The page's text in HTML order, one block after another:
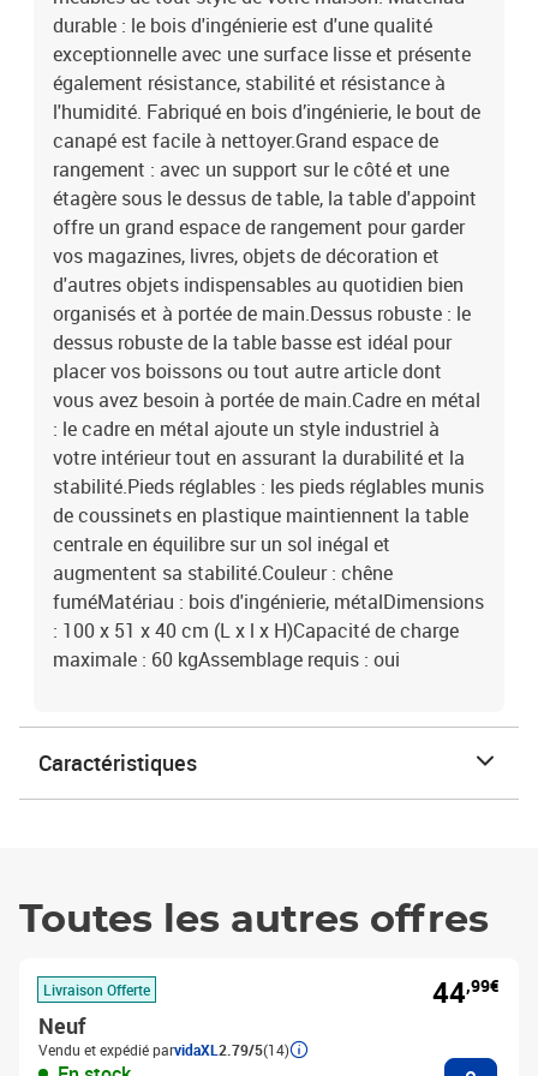
durable : le bois d'ingénierie est d'une qualité
exceptionnelle avec une surface lisse et présente
également résistance, stabilité et résistance à
l'humidité. Fabriqué en bois d’ingénierie, le bout de
canapé est facile à nettoyer.Grand espace de
rangement : avec un support sur le côté et une
étagère sous le dessus de table, la table d'appoint
offre un grand espace de rangement pour garder
vos magazines, livres, objets de décoration et
d'autres objets indispensables au quotidien bien
organisés et à portée de main.Dessus robuste : le
dessus robuste de la table basse est idéal pour
placer vos boissons ou tout autre article dont
vous avez besoin à portée de main.Cadre en métal
: le cadre en métal ajoute un style industriel à
votre intérieur tout en assurant la durabilité et la
stabilité.Pieds réglables : les pieds réglables munis
de coussinets en plastique maintiennent la table
centrale en équilibre sur un sol inégal et
augmentent sa stabilité.Couleur : chêne
fuméMatériau : bois d'ingénierie, métalDimensions
: 100 x 51 x 40 cm (L x l x H)Capacité de charge
maximale : 60 kgAssemblage requis : oui
Caractéristiques
Toutes les autres offres
Livraison Offerte
Neuf
Vendu et expédié parvidaXL 2.79/5(14)
44,99€